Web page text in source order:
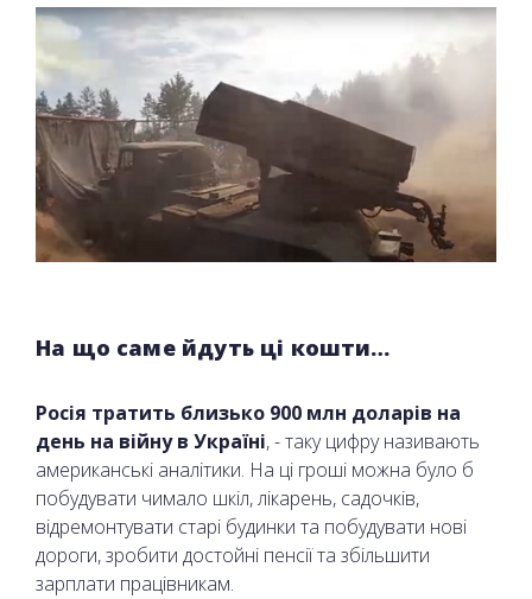
На що саме йдуть ці кошти…
Росія тратить близько 900 млн доларів на
день на війну в Україні, - таку цифру називають
американські аналітики. На ці гроші можна було б
побудувати чимало шкіл, лікарень, садочків,
відремонтувати старі будинки та побудувати нові
дороги, зробити достойні пенсії та збільшити
зарплати працівникам.